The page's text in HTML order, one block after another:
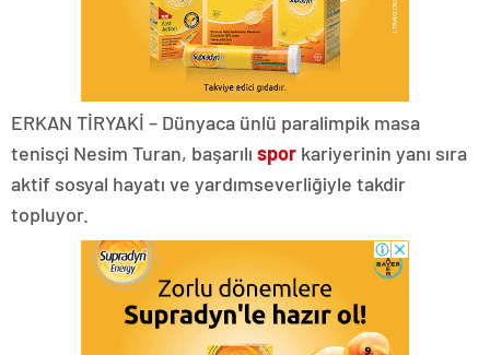
ERKAN TİRYAKİ – Dünyaca ünlü paralimpik masa
tenisçi Nesim Turan, başarılı spor kariyerinin yanı sıra
aktif sosyal hayatı ve yardımseverliğiyle takdir
topluyor.